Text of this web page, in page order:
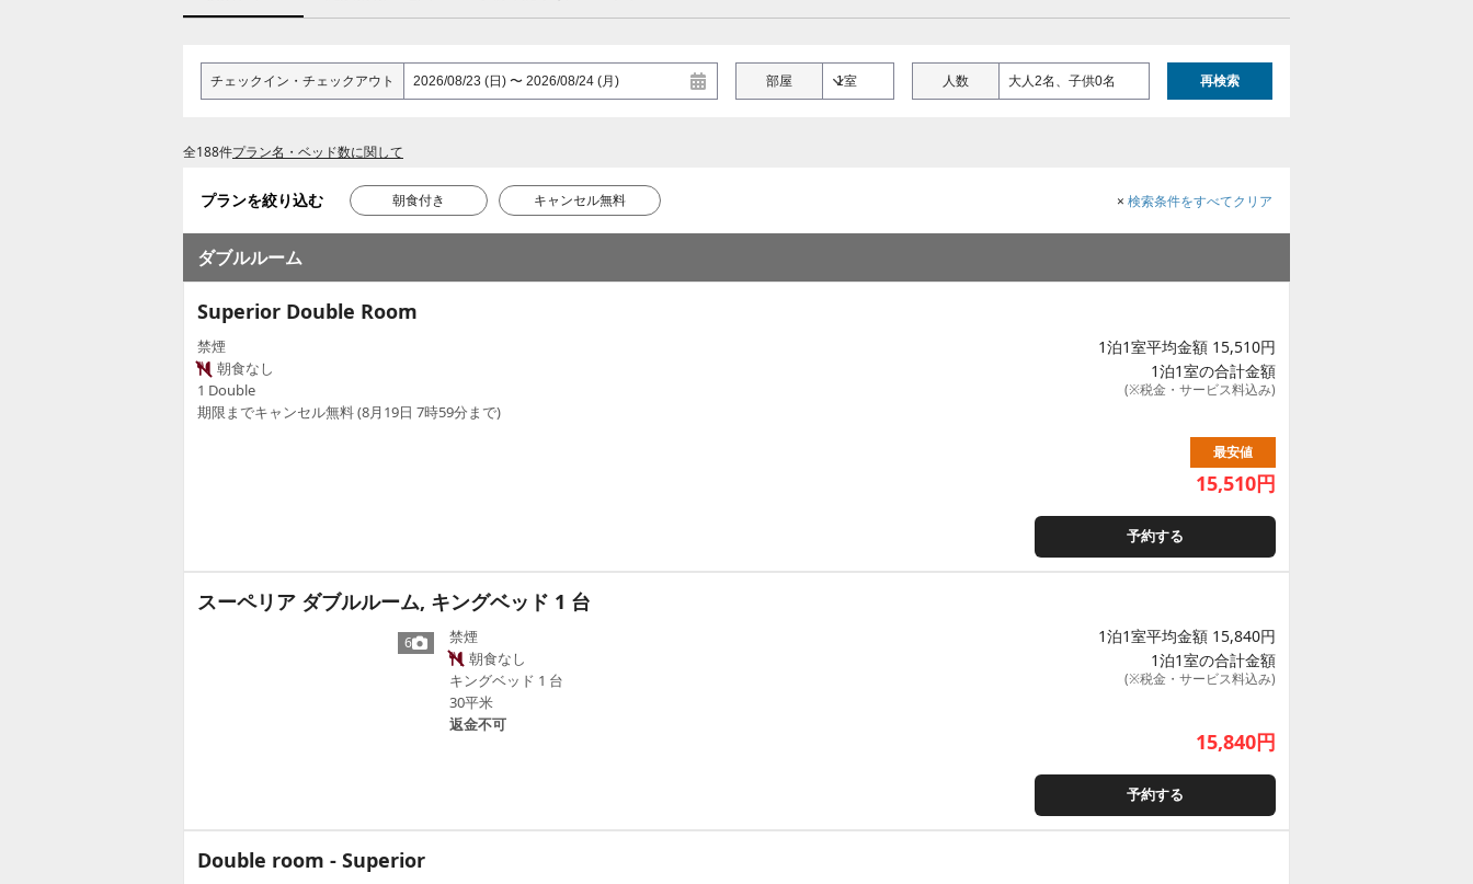
チェックイン ・ チェックアウト 部屋 人数 大人2名、子供0名 再検索
全188件プラン名・ベッド数に関して
プランを絞り込む 朝食付き キャンセル無料 × 検索条件をすべてクリア
ダブルルーム
Superior Double Room
禁煙
朝食なし
1 Double
期限までキャンセル無料 (8月19日 7時59分まで)
1泊1室平均金額 15,510円
1泊1室の合計金額
(※税金・サービス料込み)
最安値
15,510円
予約する
スーペリア ダブルルーム, キングベッド 1 台
6
禁煙
朝食なし
キングベッド 1 台
30平米
返金不可
1泊1室平均金額 15,840円
1泊1室の合計金額
(※税金・サービス料込み)
15,840円
予約する
Double room - Superior